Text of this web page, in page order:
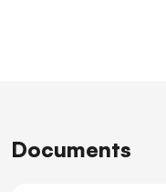
Documents